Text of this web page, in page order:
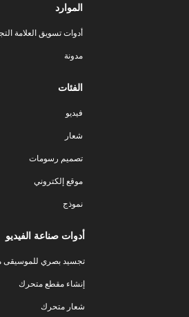
الموارد
أدوات تسويق العلامة
مدونة
الفئات
فيديو
شعار
تصميم رسومات
موقع إلكتروني
نموذج
أدوات صناعة الفيديو
تجسيد بصري للموسيقى
إنشاء مقطع متحرك
شعار متحرك